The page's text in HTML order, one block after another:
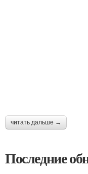
читать дальше →
Последние